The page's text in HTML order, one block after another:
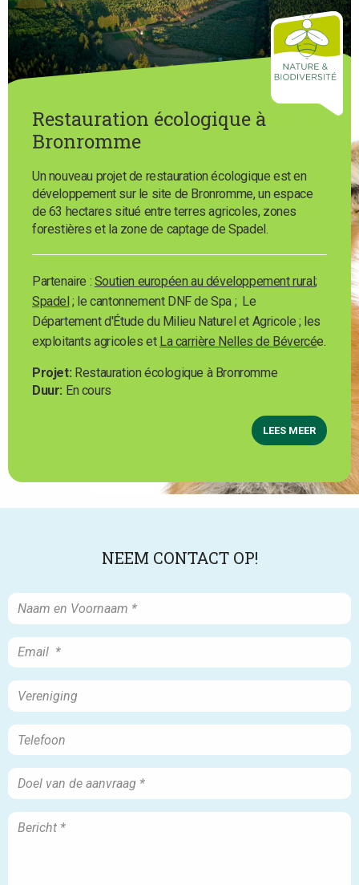
Restauration écologique à
Bronromme
Un nouveau projet de restauration écologique est en
développement sur le site de Bronromme, un espace
de 63 hectares situé entre terres agricoles, zones
forestières et la zone de captage de Spadel.
Partenaire : Soutien européen au développement rural;
Spadel; le cantonnement DNF de Spa ; Le
Département d'Étude du Milieu Naturel et Agricole ; les
exploitants agricoles et La carrière Nelles de Bévercée.
Projet Restauration écologique à Bronromme
Duur En cours
LEES MEER
NEEM CONTACT OP!